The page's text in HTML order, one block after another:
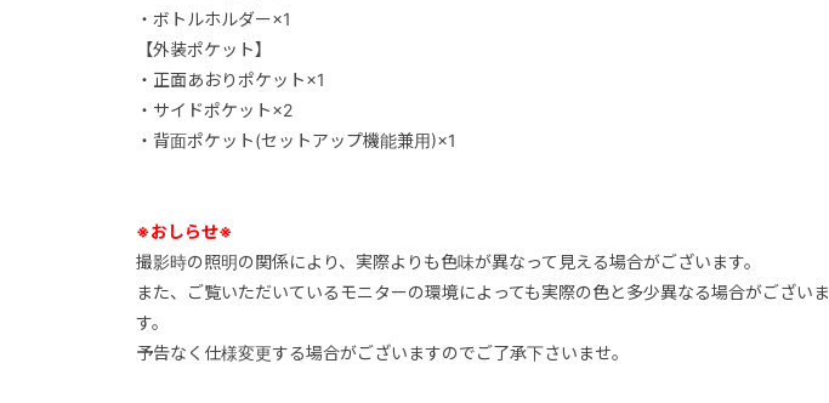
・ボトルホルダー×1
【外装ポケット】
・正面あおりポケット×1
・サイドポケット×2
・背面ポケット(セットアップ機能兼用)×1
※おしらせ※
撮影時の照明の関係により、実際よりも色味が異なって見える場合がございます。
また、ご覧いただいているモニターの環境によっても実際の色と多少異なる場合がございま
す。
予告なく仕様変更する場合がございますのでご了承下さいませ。